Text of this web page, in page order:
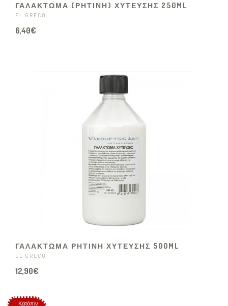
ΓΑΛΑΚΤΩΜΑ (ΡΗΤΙΝΗ) ΧΥΤΕΥΣΗΣ 250ML
EL GRECO
6,40€
ΓΑΛΑΚΤΩΜΑ ΡΗΤΙΝΗ ΧΥΤΕΥΣΗΣ 500ML
EL GRECO
12,90€
Κατόπιν